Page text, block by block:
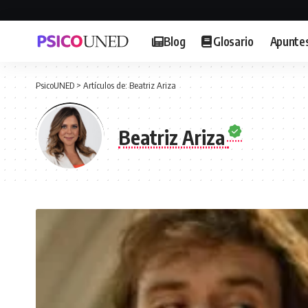
Blog Glosario
PsicoUNED> Artículos de: Beatriz Ariza
Beatriz Ariza